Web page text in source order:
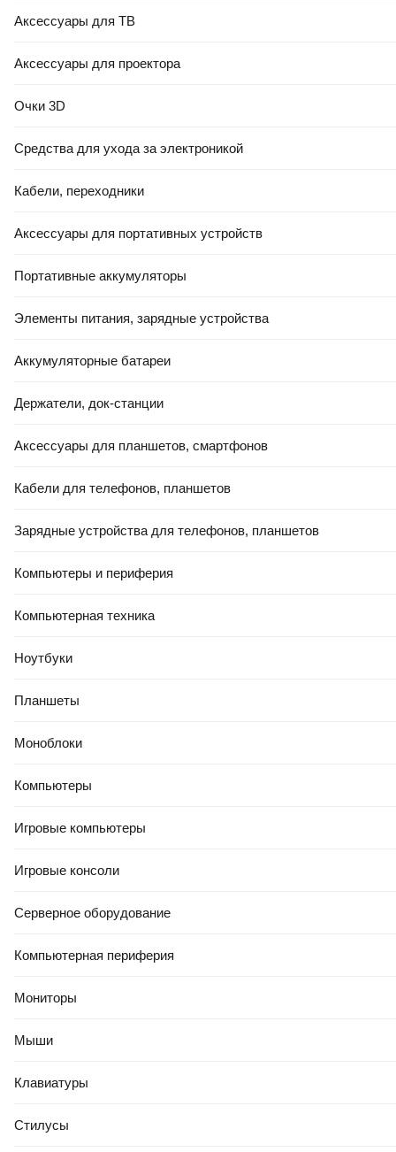
Аксессуары для ТВ
Аксессуары для проектора
Очки 3D
Средства для ухода за электроникой
Кабели, переходники
Аксессуары для портативных устройств
Портативные аккумуляторы
Элементы питания, зарядные устройства
Аккумуляторные батареи
Держатели, док-станции
Аксессуары для планшетов, смартфонов
Кабели для телефонов, планшетов
Зарядные устройства для телефонов, планшетов
Компьютеры и периферия
Компьютерная техника
Ноутбуки
Планшеты
Моноблоки
Компьютеры
Игровые компьютеры
Игровые консоли
Серверное оборудование
Компьютерная периферия
Мониторы
Мыши
Клавиатуры
Стилусы
0.0
Подушка туристическая Пингвин Shelters 45x30 / 04530
В корзину
0.0
77,50 Ҕ
00710530 (XL, черный)
0.0
40,00 Ҕ
и кресел
0.0
73,50 Ҕ
оранжевый/серый)